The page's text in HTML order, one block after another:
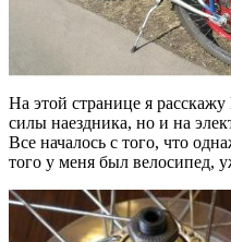
На этой странице я
силы наездника, но и на
Все началось с того, что
того у меня был велосипед,